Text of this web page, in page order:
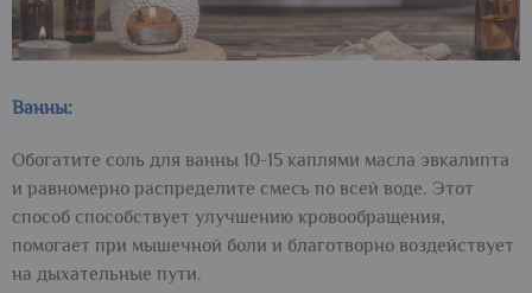
Ванны:
Обогатите соль для ванны 10-15 каплями масла эвкалипта
и равномерно распределите смесь по всей воде. Этот
способ способствует улучшению кровообращения,
помогает при мышечной боли и благотворно воздействует
на дыхательные пути.